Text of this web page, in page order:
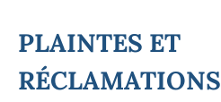
PLAINTES ET
RÉCLAMATIONS